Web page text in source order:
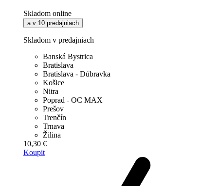
Skladom online
a v 10 predajniach
Skladom v predajniach
Banská Bystrica
Bratislava
Bratislava - Dúbravka
Košice
Nitra
Poprad - OC MAX
Prešov
Trenčín
Trnava
Žilina
10,30 €
Koupit